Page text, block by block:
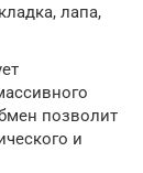
лапа,
позволит
и